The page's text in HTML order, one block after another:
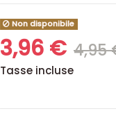
Non disponibile
3,96 € 4,95
Tasse incluse